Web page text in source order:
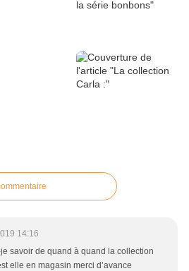
14:16
savoir de quand à quand la collection
elle en magasin merci d’avance